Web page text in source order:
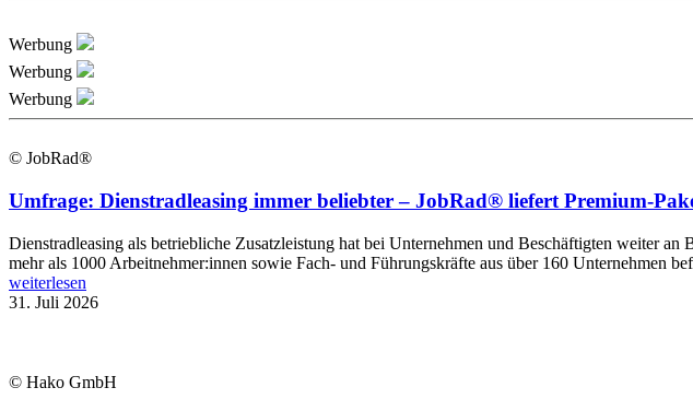
Werbung
Werbung
Werbung
© JobRad®
Umfrage: Dienstradleasing immer beliebter – JobRad® liefert Premium-
Dienstradleasing als betriebliche Zusatzleistung hat bei Unternehmen und Beschäftigten weiter
mehr als 1000 Arbeitnehmer:innen sowie Fach- und Führungskräfte aus über 160 Unternehmen
weiterlesen
31. Juli 2026
© Hako GmbH